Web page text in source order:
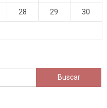
28 29 30